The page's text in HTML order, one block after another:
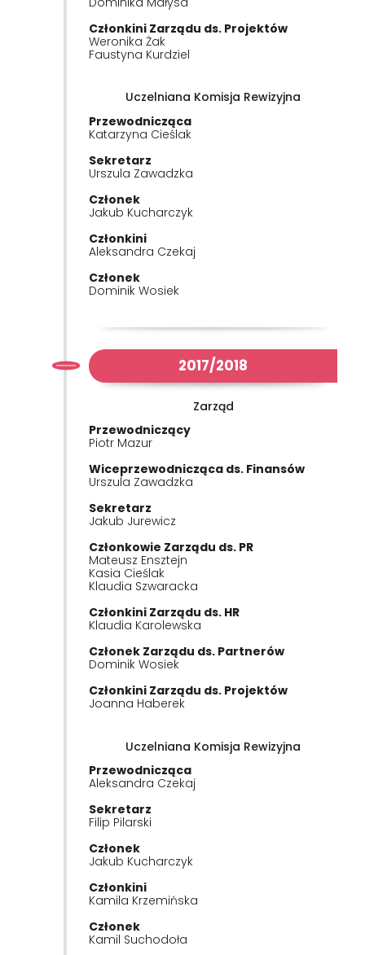
Członkini Zarządu ds. Projektów
Weronika Żak
Faustyna Kurdziel
Uczelniana Komisja Rewizyjna
Przewodnicząca
Katarzyna Cieślak
Sekretarz
Urszula Zawadzka
Członek
Jakub Kucharczyk
Członkini
Aleksandra Czekaj
Członek
Dominik Wosiek
2017/2018
Zarząd
Przewodniczący
Piotr Mazur
Wiceprzewodnicząca ds. Finansów
Urszula Zawadzka
Sekretarz
Jakub Jurewicz
Członkowie Zarządu ds. PR
Mateusz Ensztejn
Kasia Cieślak
Klaudia Szwaracka
Członkini Zarządu ds. HR
Klaudia Karolewska
Członek Zarządu ds. Partnerów
Dominik Wosiek
Członkini Zarządu ds. Projektów
Joanna Haberek
Uczelniana Komisja Rewizyjna
Przewodnicząca
Aleksandra Czekaj
Sekretarz
Filip Pilarski
Członek
Jakub Kucharczyk
Członkini
Kamila Krzemińska
Członek
Kamil Suchodoła